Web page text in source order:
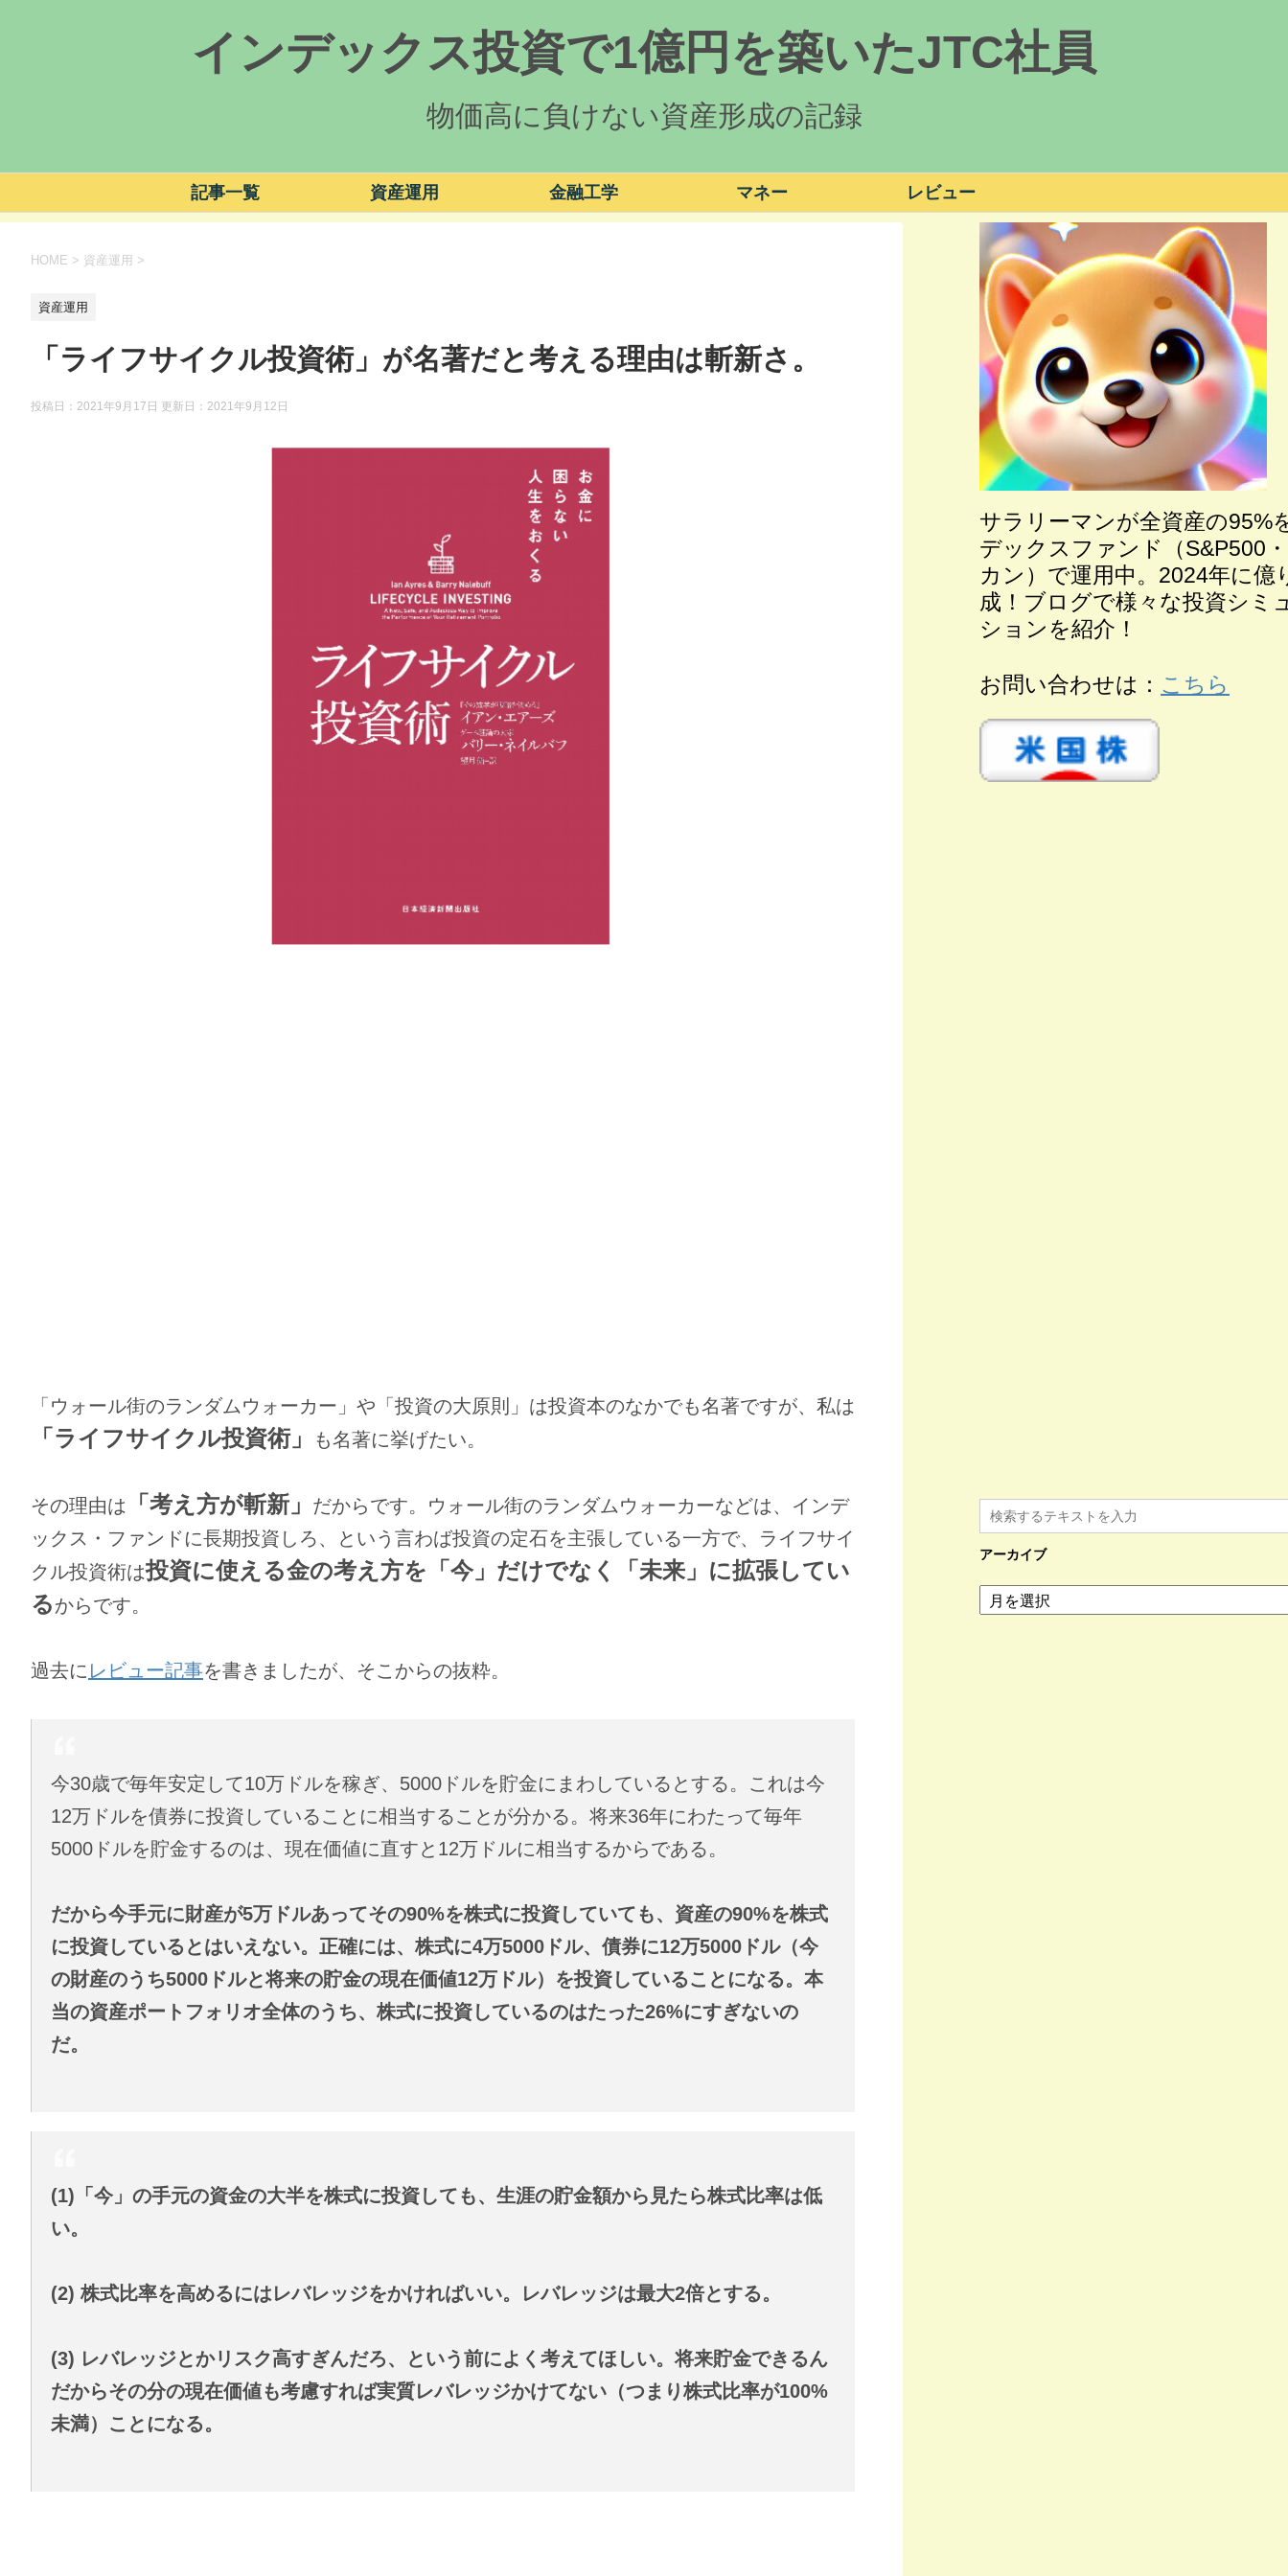
インデックス投資で1億円を築いたJTC社員
物価高に負けない資産形成の記録
記事一覧 資産運用 金融工学 マネー レビュー
HOME > 資産運用 >
資産運用
「ライフサイクル投資術」が名著だと考える理由は斬新さ。
投稿日：2021年9月17日 更新日： 2021年9月12日
「ウォール街のランダムウォーカー」や「投資の大原則」は投資本のなかでも名著ですが、私は
「ライフサイクル投資術」 も名著に挙げたい。
その理由は 「考え方が斬新」
だからです。ウォール街のランダムウォーカーなどは、インデ
ックス・ファンドに長期投資しろ、という言わば投資の定石を主張している一方で、ライフサイ
クル投資術は投資に使える金の考え方を「今」だけでなく「未来」に拡張してい
るからです。
過去に レビュー記事を書きましたが、そこからの抜粋。
今30歳で毎年安定して10万ドルを稼ぎ、5000ドルを貯金にまわしているとする。これは今
12万ドルを債券に投資していることに相当することが分かる。将来36年にわたって毎年
5000ドルを貯金するのは、現在価値に直すと12万ドルに相当するからである。
だから今手元に財産が5万ドルあってその90%を株式に投資していても、資産の90%を株式
に投資しているとはいえない。正確には、株式に4万5000ドル、債券に12万5000ドル（今
の財産のうち5000ドルと将来の貯金の現在価値12万ドル）を投資していることになる。本
当の資産ポートフォリオ全体のうち、株式に投資しているのはたった26%にすぎないの
だ。
(1)「今」の手元の資金の大半を株式に投資しても、生涯の貯金額から見たら株式比率は低
い。
(2) 株式比率を高めるにはレバレッジをかければいい。レバレッジは最大2倍とする。
(3) レバレッジとかリスク高すぎんだろ、という前によく考えてほしい。将来貯金できるん
だからその分の現在価値も考慮すれば実質レバレッジかけてない（つまり株式比率が100%
未満）ことになる。
サラリーマンが全資産の95%
デックスファンド（S&P500
カン）で運用中。2024年に億
成！ブログで様々な投資シミ
ションを紹介！
お問い合わせは： こちら
アーカイブ
ア
ー